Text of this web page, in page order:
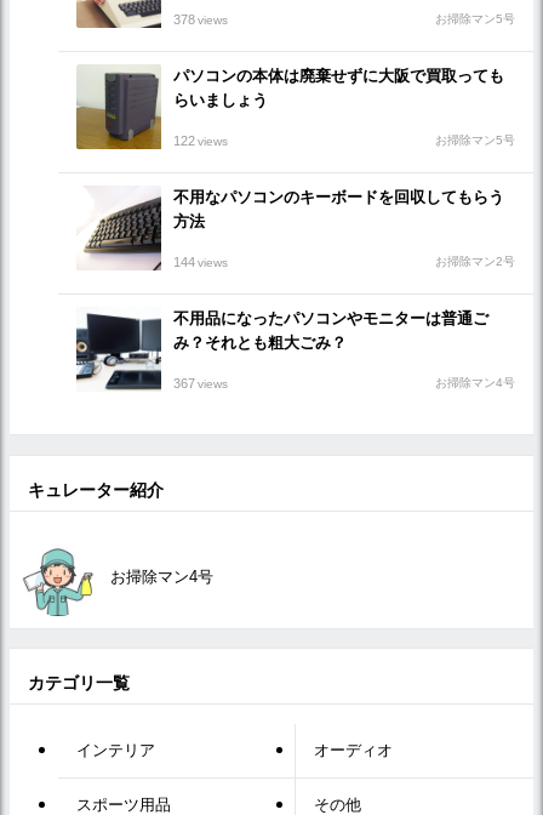
378views お掃除マン5号
パソコンの本体は廃棄せずに大阪で買取っても
らいましょう
122views お掃除マン5号
不用なパソコンのキーボードを回収してもらう
方法
144views お掃除マン2号
不用品になったパソコンやモニターは普通ご
み？それとも粗大ごみ？
367views お掃除マン4号
キュレーター紹介
お掃除マン4号
カテゴリ一覧
インテリア オーディオ
スポーツ用品 その他